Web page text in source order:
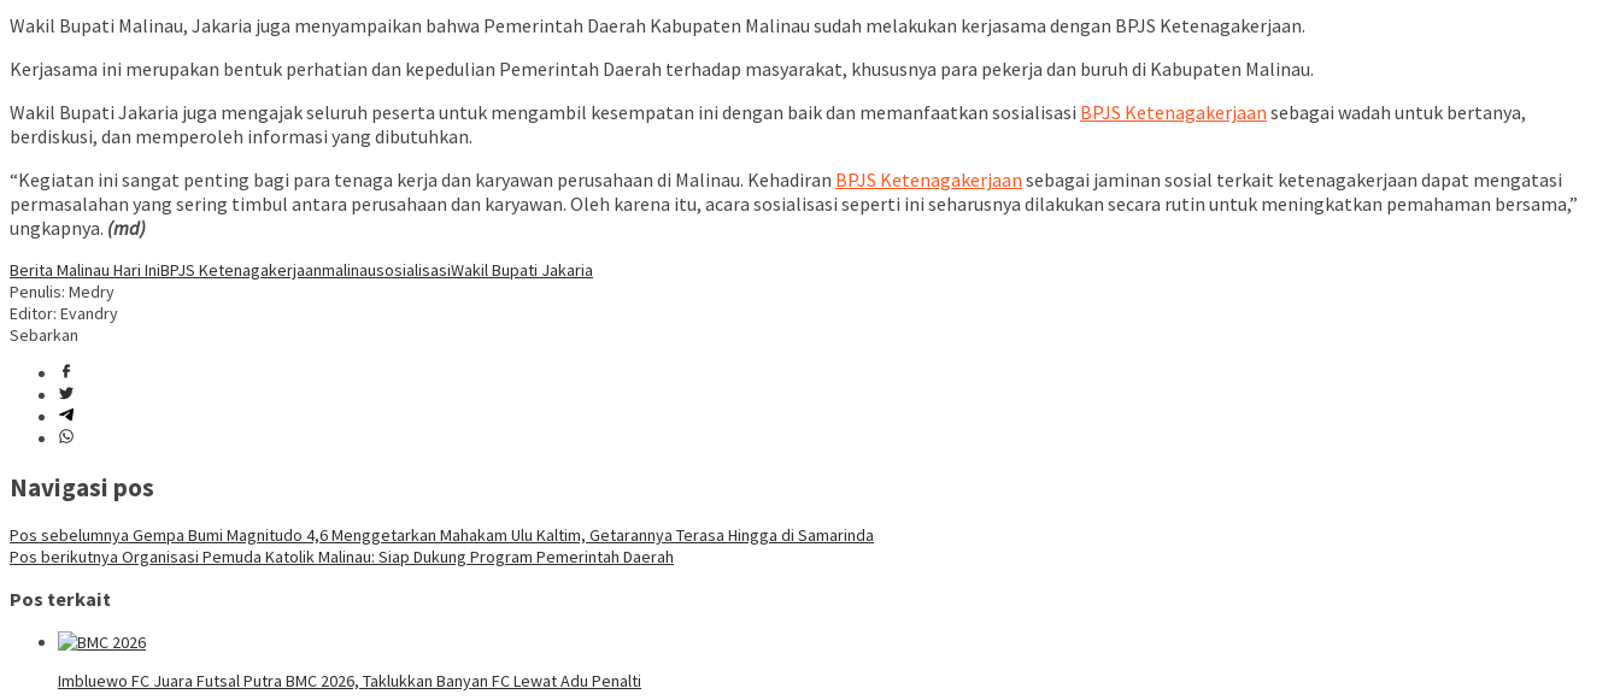
Wakil Bupati Malinau, Jakaria juga menyampaikan bahwa Pemerintah Daerah Kabupaten Malinau sudah melakukan kerjasama dengan BPJS Ketenagakerjaan.
Kerjasama ini merupakan bentuk perhatian dan kepedulian Pemerintah Daerah terhadap masyarakat, khususnya para pekerja dan buruh di Kabupaten Malinau.
Wakil Bupati Jakaria juga mengajak seluruh peserta untuk mengambil kesempatan ini dengan baik dan memanfaatkan sosialisasi BPJS Ketenagakerjaan sebagai wadah untuk bertanya,
berdiskusi, dan memperoleh informasi yang dibutuhkan.
“Kegiatan ini sangat penting bagi para tenaga kerja dan karyawan perusahaan di Malinau. Kehadiran BPJS Ketenagakerjaan sebagai jaminan sosial terkait ketenagakerjaan dapat mengatasi
permasalahan yang sering timbul antara perusahaan dan karyawan. Oleh karena itu, acara sosialisasi seperti ini seharusnya dilakukan secara rutin untuk meningkatkan pemahaman bersama,”
ungkapnya. (md)
Berita Malinau Hari IniBPJS KetenagakerjaanmalinausosialisasiWakil Bupati Jakaria
Penulis: Medry
Editor: Evandry
Sebarkan
Navigasi pos
Pos sebelumnya Gempa Bumi Magnitudo 4,6 Menggetarkan Mahakam Ulu Kaltim, Getarannya Terasa Hingga di Samarinda
Pos berikutnya Organisasi Pemuda Katolik Malinau: Siap Dukung Program Pemerintah Daerah
Pos terkait
Imbluewo FC Juara Futsal Putra BMC 2026, Taklukkan Banyan FC Lewat Adu Penalti